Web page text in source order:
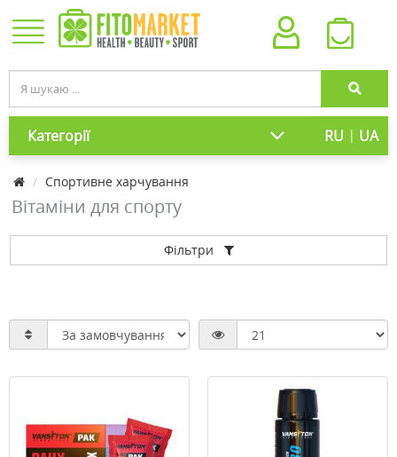
Категорії RU | UA
Cпортивне харчування
Вітаміни для спорту
Фільтри